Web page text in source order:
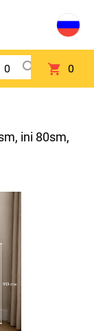
0 0
ini 80sm,